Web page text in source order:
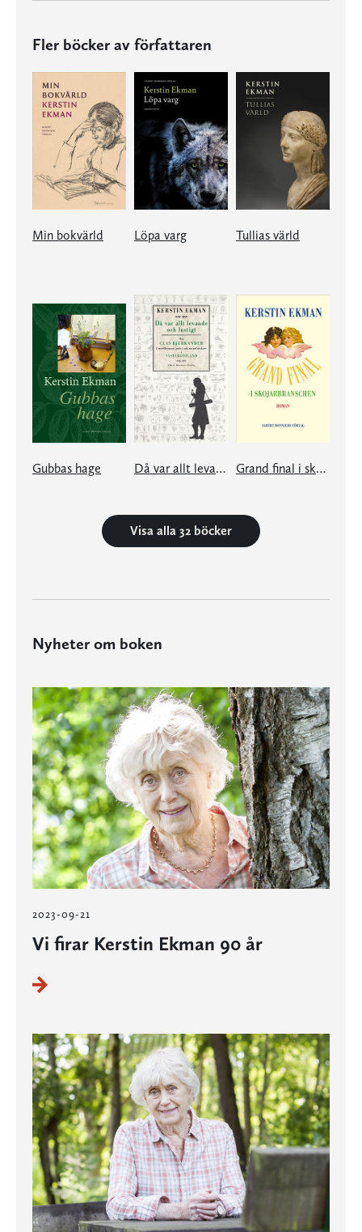
Fler böcker av författaren
Min bokvärld Löpa varg Tullias värld
Gubbas hage Då var allt levande och lustigt Grand final i skojarbranschen
Visa alla 32 böcker
Nyheter om boken
2023-09-21
Vi firar Kerstin Ekman 90 år